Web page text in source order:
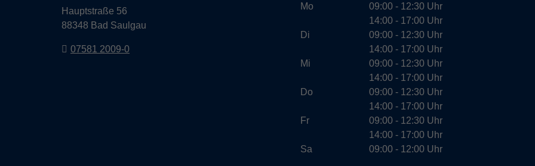
Hauptstraße 56
88348 Bad Saulgau
07581 2009-0
Mo
Di
Mi
Do
Fr
Sa
09:00 - 12:30 Uhr
14:00 - 17:00 Uhr
09:00 - 12:30 Uhr
14:00 - 17:00 Uhr
09:00 - 12:30 Uhr
14:00 - 17:00 Uhr
09:00 - 12:30 Uhr
14:00 - 17:00 Uhr
09:00 - 12:30 Uhr
14:00 - 17:00 Uhr
09:00 - 12:00 Uhr